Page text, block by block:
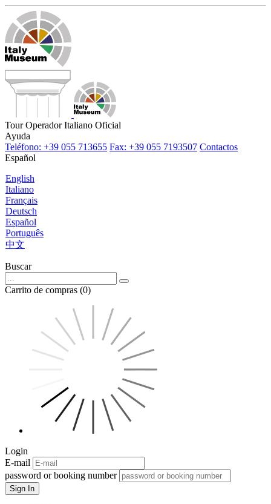
Tour Operador Italiano Oficial
Ayuda
Teléfono: +39 055 713655 Fax: +39 055 7193507 Contactos
Español
English
Italiano
Français
Deutsch
Español
Português
中文
Buscar
Carrito de compras (0)
Login
E-mail
password or booking number
Sign In